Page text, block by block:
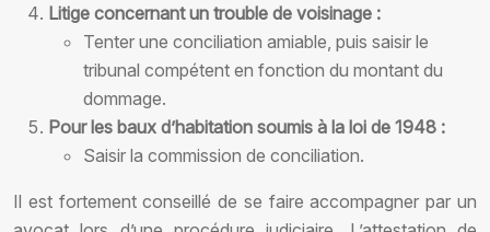
Litige concernant un trouble de voisinage :
Tenter une conciliation amiable, puis saisir le
tribunal compétent en fonction du montant du
dommage.
Pour les baux d’habitation soumis à la loi de 1948 :
Saisir la commission de conciliation.
Il est fortement conseillé de se faire accompagner par un